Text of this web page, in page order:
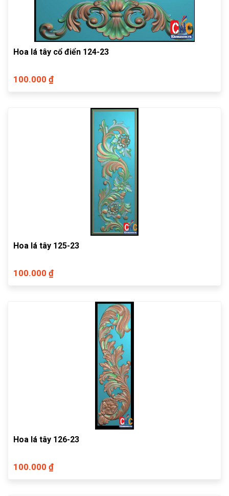
Hoa lá tây cổ điển 124-23
100.000 ₫
Hoa lá tây 125-23
100.000 ₫
Hoa lá tây 126-23
100.000 ₫